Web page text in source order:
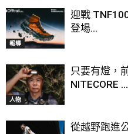
報導
迎戰
登場...
人物
只要有燈，
NITECORE ...
從越野跑進